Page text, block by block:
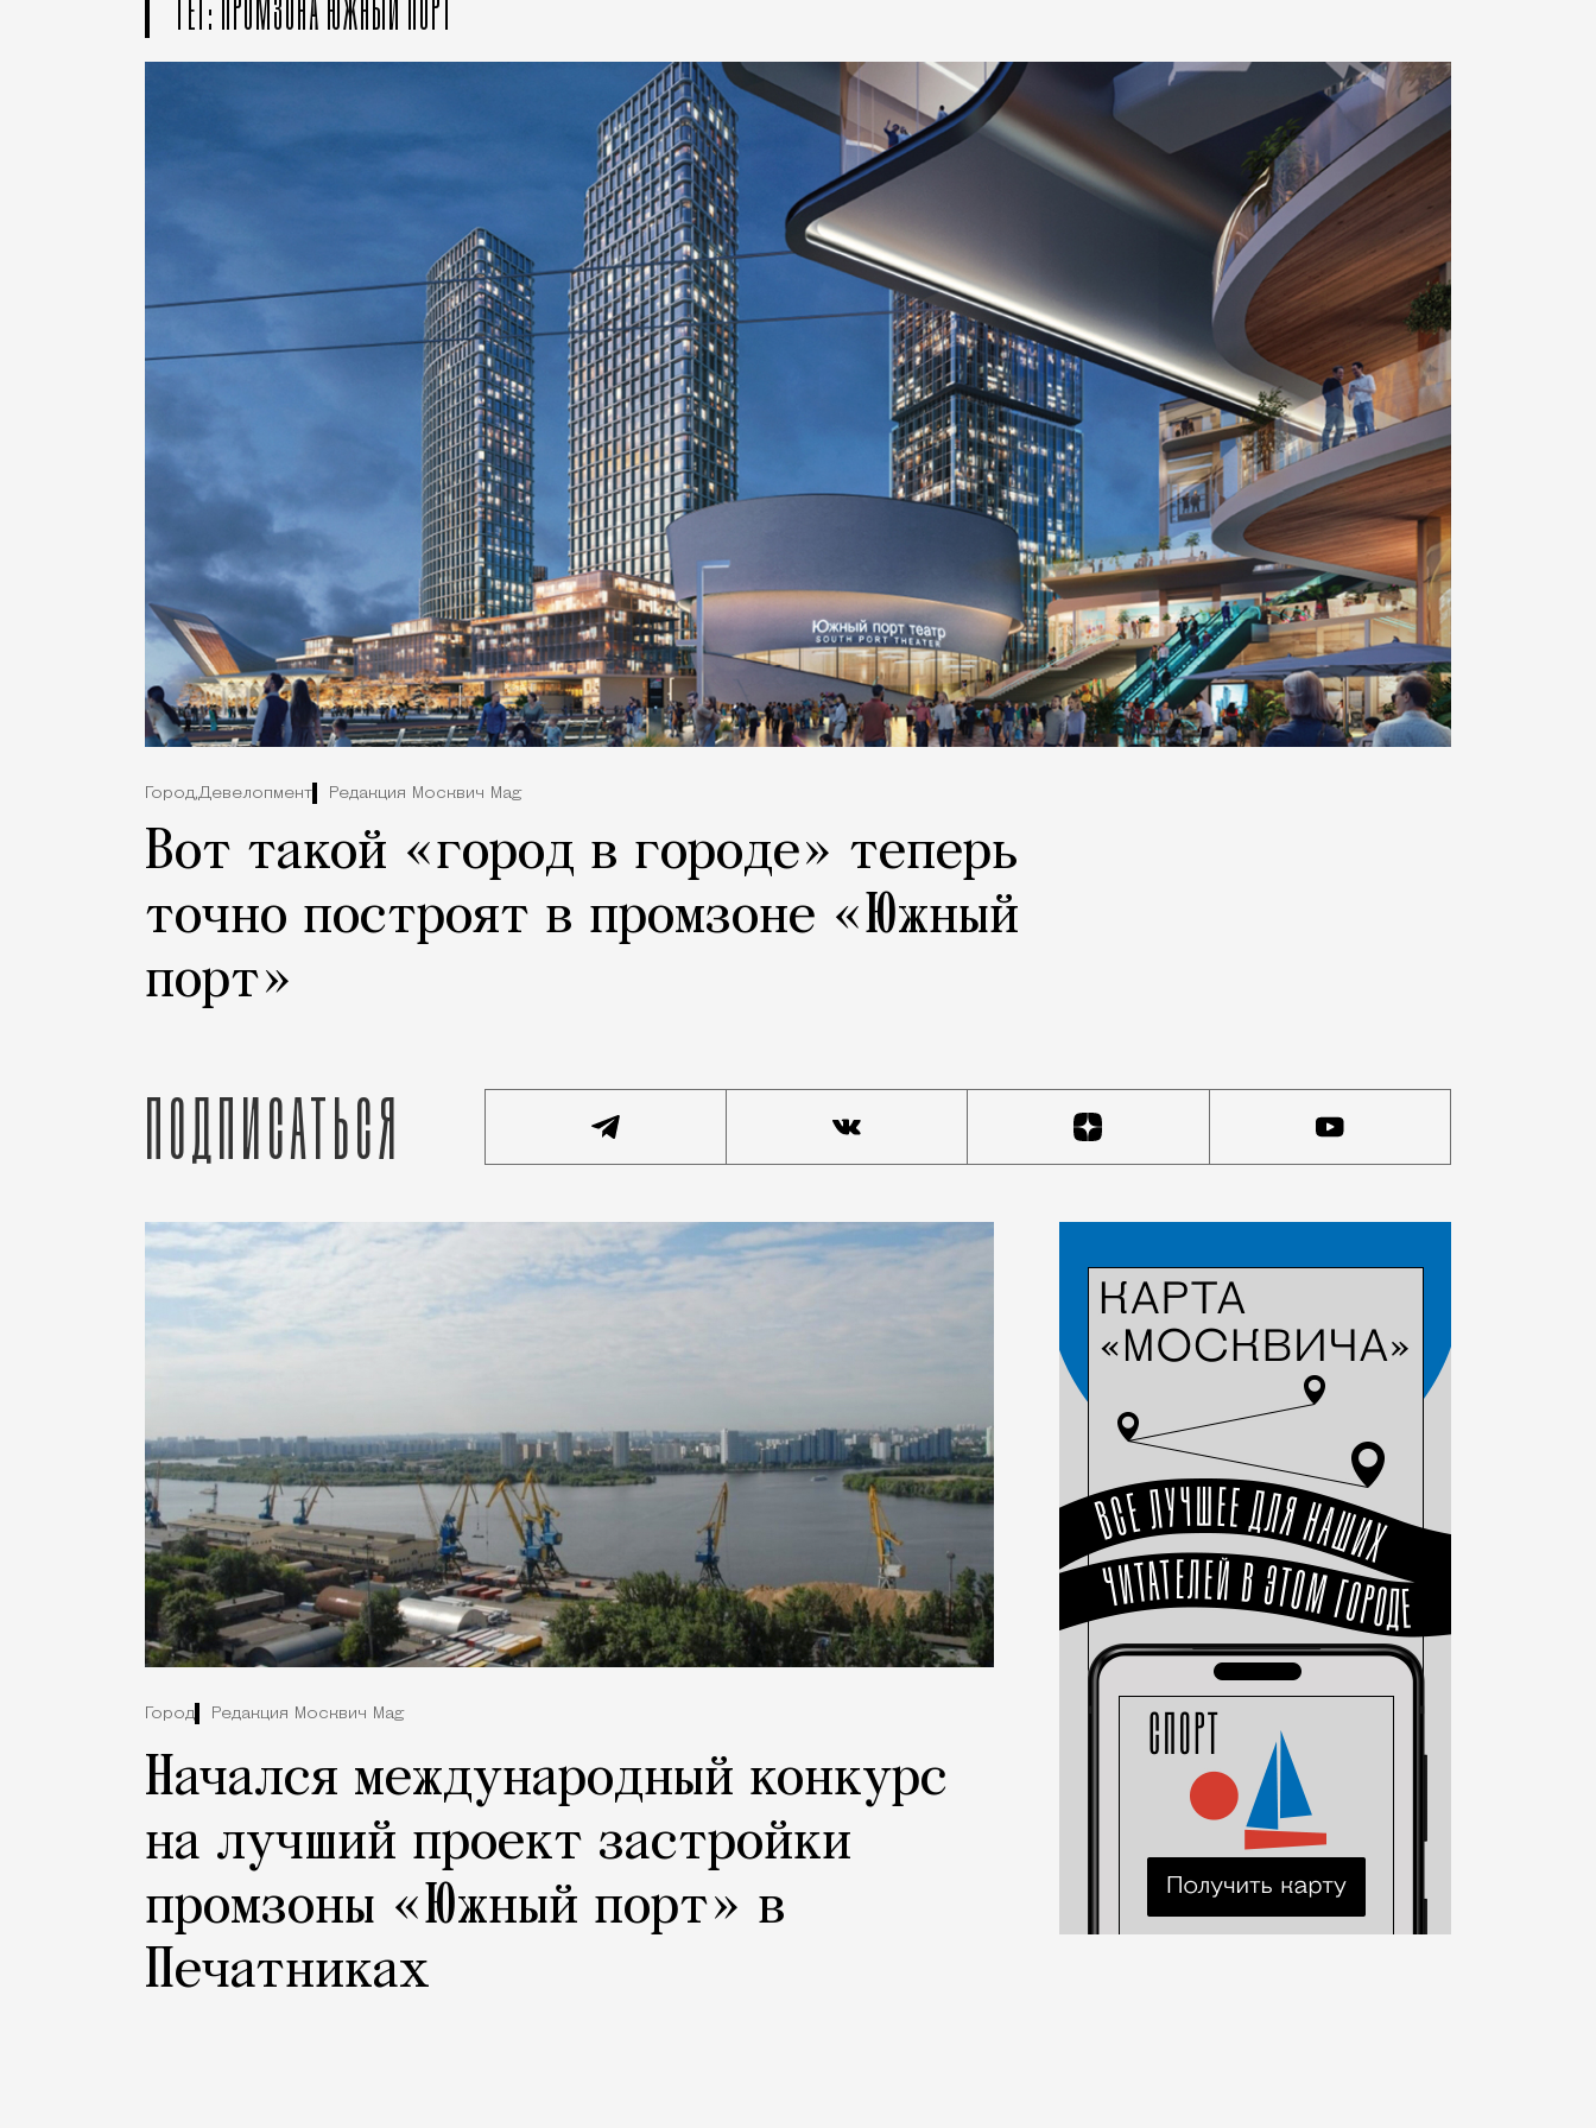
Город,Девелопмент Редакция Москвич Mag
Вот такой «город в городе» теперь
точно построят в промзоне «Южный
порт»
Подписаться
Город Редакция Москвич Mag
Начался международный конкурс
на лучший проект застройки
промзоны «Южный порт» в
Печатниках